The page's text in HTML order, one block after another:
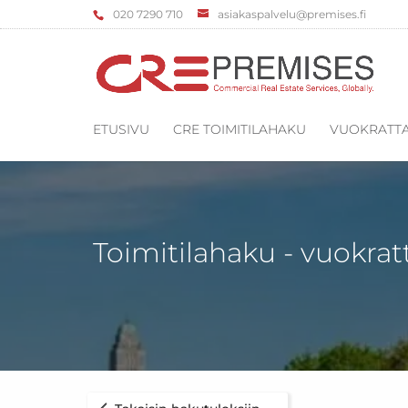
‌020 7290 710 asiakaspalvelu@premises.fi
ETUSIVU CRE TOIMITILAHAKU
Toimitilahaku -